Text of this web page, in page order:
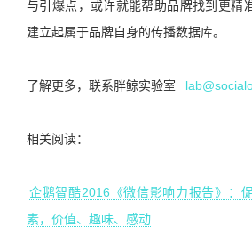
与引爆点，或许就能帮助品牌找到更精
建立起属于品牌自身的传播数据库。
了解更多，联系胖鲸实验室
相关阅读：
企鹅智酷2016《微信影响力报告》：
素，价值、趣味、感动